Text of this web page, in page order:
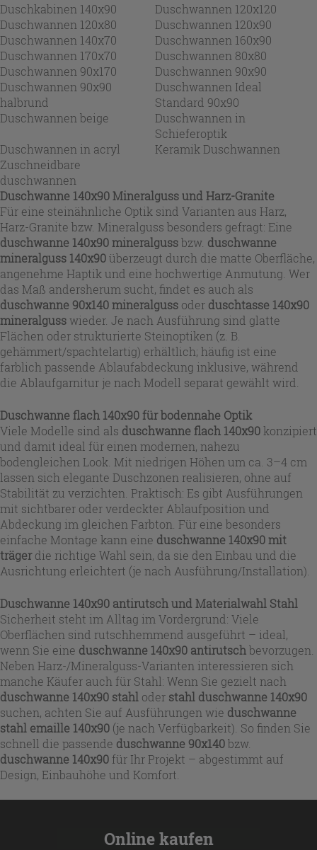
Duschkabinen 140x90
Duschwannen 120x120
Duschwannen 120x80
Duschwannen 120x90
Duschwannen 140x70
Duschwannen 160x90
Duschwannen 170x70
Duschwannen 80x80
Duschwannen 90x170
Duschwannen 90x90
Duschwannen 90x90
halbrund
Duschwannen Ideal
Standard 90x90
Duschwannen beige
Duschwannen in
Schieferoptik
Duschwannen in acryl
Keramik Duschwannen
Zuschneidbare
duschwannen
Duschwanne 140x90 Mineralguss und Harz-Granite
Für eine steinähnliche Optik sind Varianten aus Harz,
Harz-Granite bzw. Mineralguss besonders gefragt: Eine
duschwanne 140x90 mineralgussbzw. duschwanne
mineralguss 140x90überzeugt durch die matte Oberfläche,
angenehme Haptik und eine hochwertige Anmutung. Wer
das Maß andersherum sucht, findet es auch als
duschwanne 90x140 mineralguss oder duschtasse 140x90
mineralgusswieder. Je nach Ausführung sind glatte
Flächen oder strukturierte Steinoptiken (z. B.
gehämmert/spachtelartig) erhältlich; häufig ist eine
farblich passende Ablaufabdeckung inklusive, während
die Ablaufgarnitur je nach Modell separat gewählt wird.
Duschwanne flach 140x90 für bodennahe Optik
Viele Modelle sind als duschwanne flach 140x90konzipiert
und damit ideal für einen modernen, nahezu
bodengleichen Look. Mit niedrigen Höhen um ca. 3–4 cm
lassen sich elegante Duschzonen realisieren, ohne auf
Stabilität zu verzichten. Praktisch: Es gibt Ausführungen
mit sichtbarer oder verdeckter Ablaufposition und
Abdeckung im gleichen Farbton. Für eine besonders
einfache Montage kann eine duschwanne 140x90 mit
trägerdie richtige Wahl sein, da sie den Einbau und die
Ausrichtung erleichtert (je nach Ausführung/Installation).
Duschwanne 140x90 antirutsch und Materialwahl Stahl
Sicherheit steht im Alltag im Vordergrund: Viele
Oberflächen sind rutschhemmend ausgeführt – ideal,
wenn Sie eine duschwanne 140x90 antirutschbevorzugen.
Neben Harz-/Mineralguss-Varianten interessieren sich
manche Käufer auch für Stahl: Wenn Sie gezielt nach
duschwanne 140x90 stahl oder stahl duschwanne 140x90
suchen, achten Sie auf Ausführungen wie duschwanne
stahl emaille 140x90 (je nach Verfügbarkeit). So finden Sie
schnell die passende duschwanne 90x140bzw.
duschwanne 140x90 für Ihr Projekt – abgestimmt auf
Design, Einbauhöhe und Komfort.
Online kaufen